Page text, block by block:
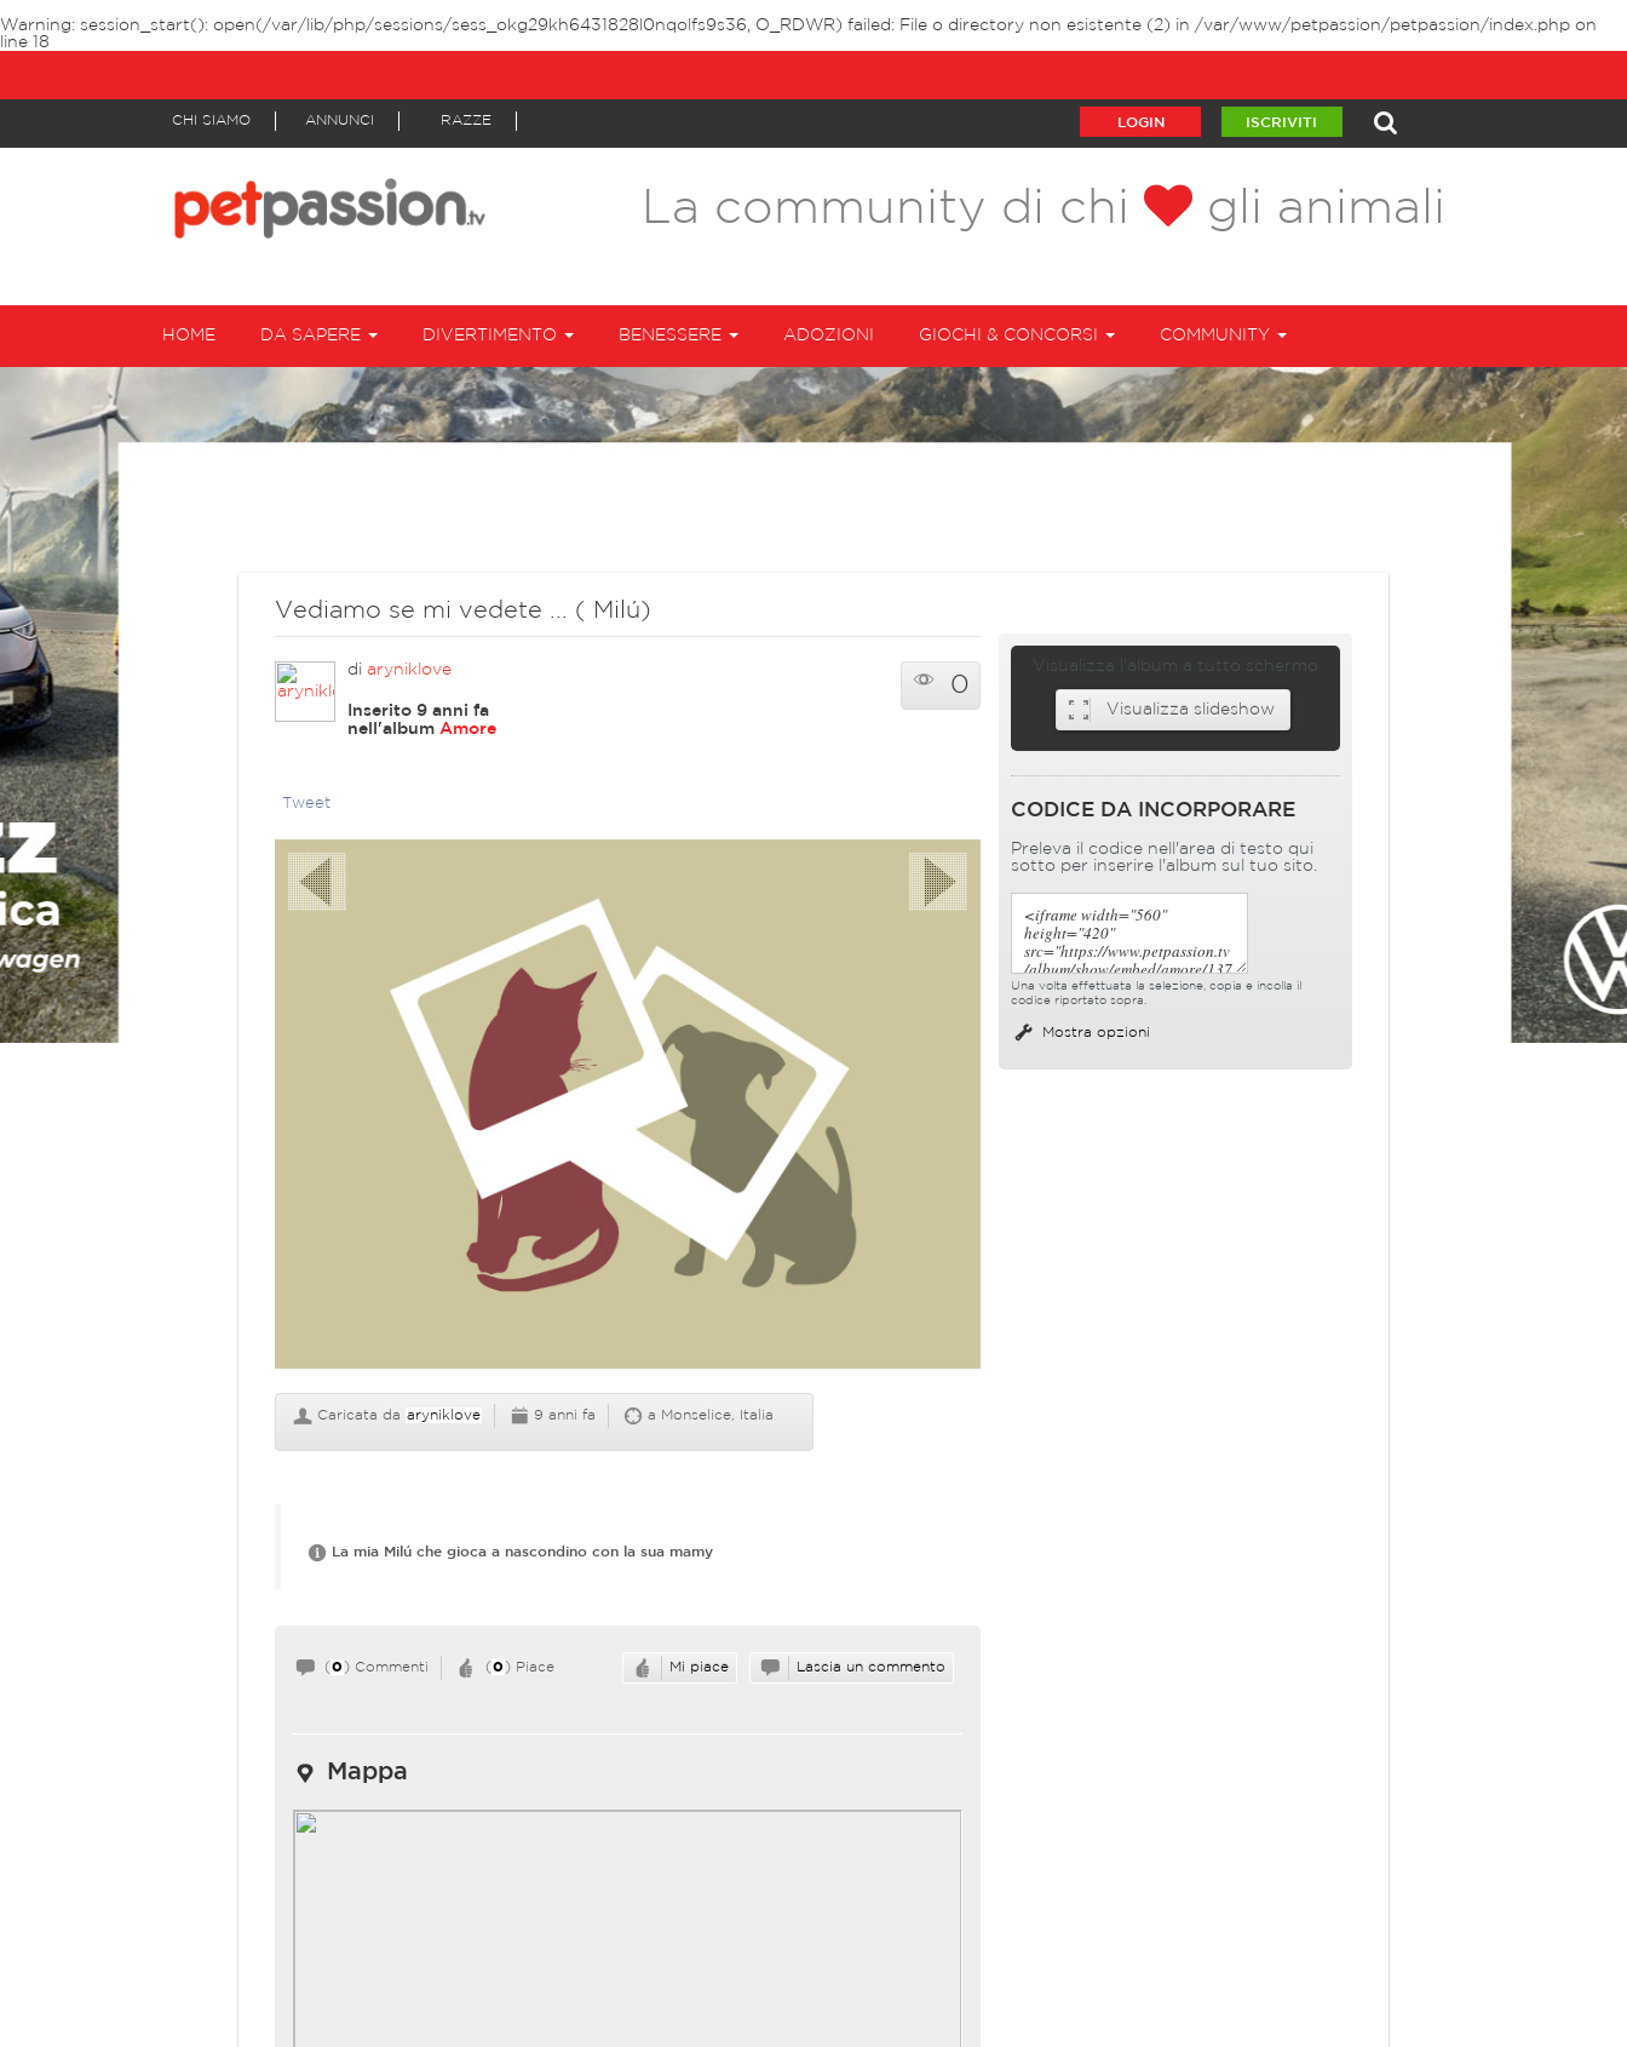
Warning: session_start(): open(/var/lib/php/sessions/sess_okg29kh6431828l0nqolfs9s36, O_RDWR) failed: File o directory non esistente (2) in /var/www/petpassion/petpassion/index.php on
line 18
CHI SIAMO ANNUNCI RAZZE LOGIN ISCRIVITI
La community di chi gli animali
HOME DA SAPERE DIVERTIMENTO BENESSERE ADOZIONI GIOCHI & CONCORSI COMMUNITY
Vediamo se mi vedete ... ( Milú)
di aryniklove
Inserito 9 anni fa
nell'album Amore
0
Tweet
Caricata da aryniklove 9 anni fa a Monselice, Italia
La mia Milú che gioca a nascondino con la sua mamy
( 0 ) Commenti ( 0 ) Piace Mi piace Lascia un commento
Mappa
Visualizza l'album a tutto schermo
Visualizza slideshow
CODICE DA INCORPORARE
Preleva il codice nell'area di testo qui
sotto per inserire l'album sul tuo sito.
Una volta effettuata la selezione, copia e incolla il
codice riportato sopra.
Mostra opzioni